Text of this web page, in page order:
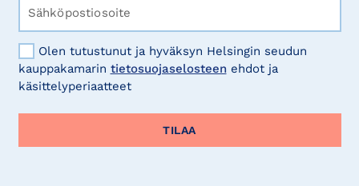
Olen tutustunut ja hyväksyn Helsingin seudun
kauppakamarin tietosuojaselosteen ehdot ja
käsittelyperiaatteet